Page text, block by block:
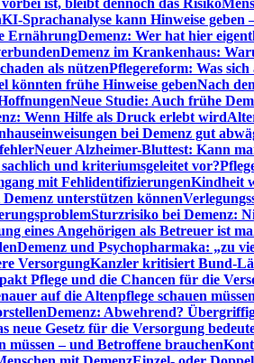
ist, bleibt dennoch das Risiko
KI-Sprachanalyse kann Hinweise geben
ErnährungDemenz: Wer hat hier
Demenz im Krankenhaus:
als nützenPflegereform: Was sich
könnten frühe Hinweise gebenNach
Neue Studie: Auch frühe
Wenn Hilfe als Druck erlebt wird
bei Demenz gut
Neuer Alzheimer-Bluttest: Kann
und kriteriumsgeleitet vor?
mit FehlidentifizierungenKindheit
unterstützen können
Sturzrisiko bei Demenz:
eines Angehörigen als Betreuer ist
Demenz und Psychopharmaka: „zu
VersorgungKanzler kritisiert Bund-
Pflege und die Chancen für die
auf die Altenpflege schauen müssen
Demenz: Abwehrend?
neue Gesetz für die Versorgung
– und Betroffene brauchen